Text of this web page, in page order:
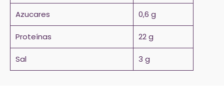
Azucares 0,6 g
Proteínas 22 g
Sal 3 g